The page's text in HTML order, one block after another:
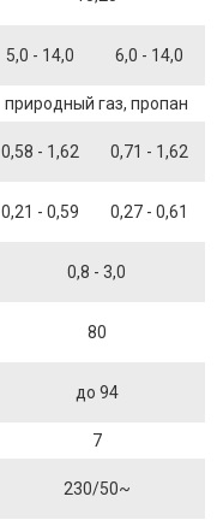
5,0 - 14,0 6,0 - 14,0
природный газ, пропан
0,58 - 1,62 0,71 - 1,62
0,21 - 0,59 0,27 - 0,61
0,8 - 3,0
80
до 94
7
230/50~